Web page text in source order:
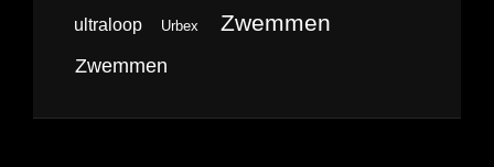
ultraloop Urbex Zwemmen
Zwemmen